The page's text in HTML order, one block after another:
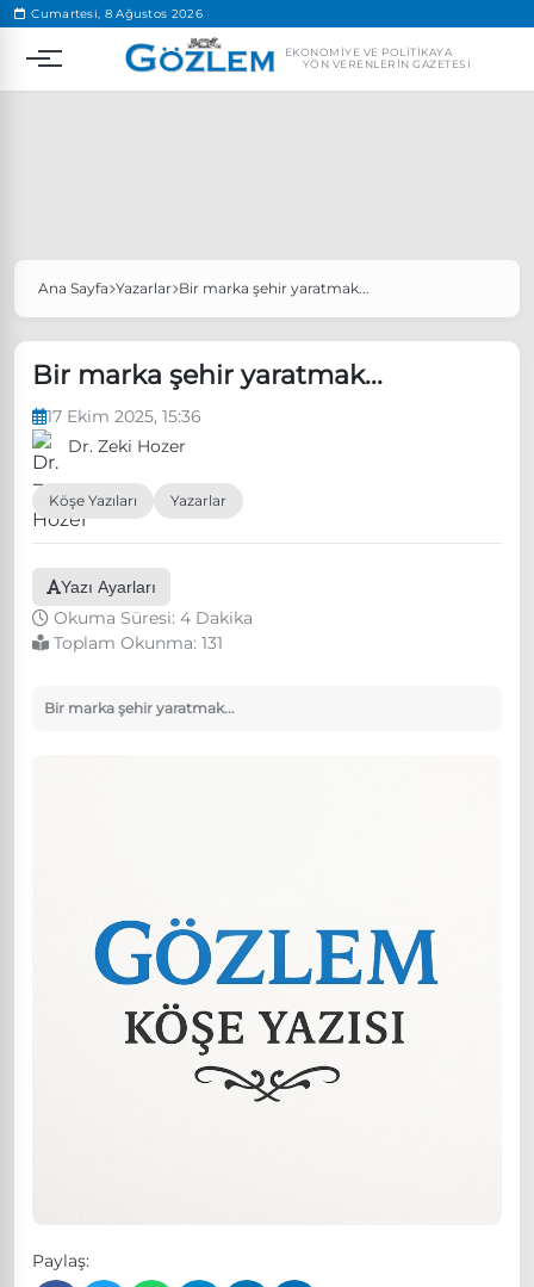
Cumartesi, 8 Ağustos 2026
EKONOMIYE VE POLITIKAYA
YÖN VERENLERIN GAZETESI
Popüler Aramalar
Özgür Özel, Ekrem İmamoğlu’nu ziyaret edecek
Ünlü çift bir etkinliğe daha katılmama kararı aldı
Ana Sayfa Yazarlar Bir marka şehir yaratmak...
Bir marka şehir yaratmak...
17 Ekim 2025, 15:36
Dr. Zeki Hozer
Köşe Yazıları Yazarlar
Yazı Ayarları
Okuma Süresi: 4 Dakika
Toplam Okunma: 131
Bir marka şehir yaratmak...
Paylaş: